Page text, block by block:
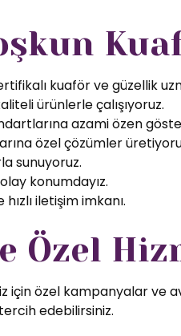
kuaför ve güzellik
ürünlerle çalışıyoruz.
azami özen
özel çözümler
sunuyoruz.
konumdayız.
iletişim imkanı.
Özel
özel kampanyalar ve
edebilirsiniz.